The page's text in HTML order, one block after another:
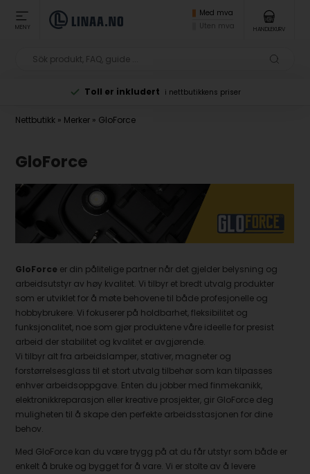
MENY
Med mva
Uten mva
HANDLEKURV
Toll er inkludert i nettbutikkens priser
Nettbutikk » Merker » GloForce
GloForce
GloForce er din pålitelige partner når det gjelder belysning og
arbeidsutstyr av høy kvalitet. Vi tilbyr et bredt utvalg produkter
som er utviklet for å møte behovene til både profesjonelle og
hobbybrukere. Vi fokuserer på holdbarhet, fleksibilitet og
funksjonalitet, noe som gjør produktene våre ideelle for presist
arbeid der stabilitet og kvalitet er avgjørende.
Vi tilbyr alt fra arbeidslamper, stativer, magneter og
forstørrelsesglass til et stort utvalg tilbehør som kan tilpasses
enhver arbeidsoppgave. Enten du jobber med finmekanikk,
elektronikkreparasjon eller kreative prosjekter, gir GloForce deg
muligheten til å skape den perfekte arbeidsstasjonen for dine
behov.
Med GloForce kan du være trygg på at du får utstyr som både er
enkelt å bruke og bygget for å vare. Vi er stolte av å levere